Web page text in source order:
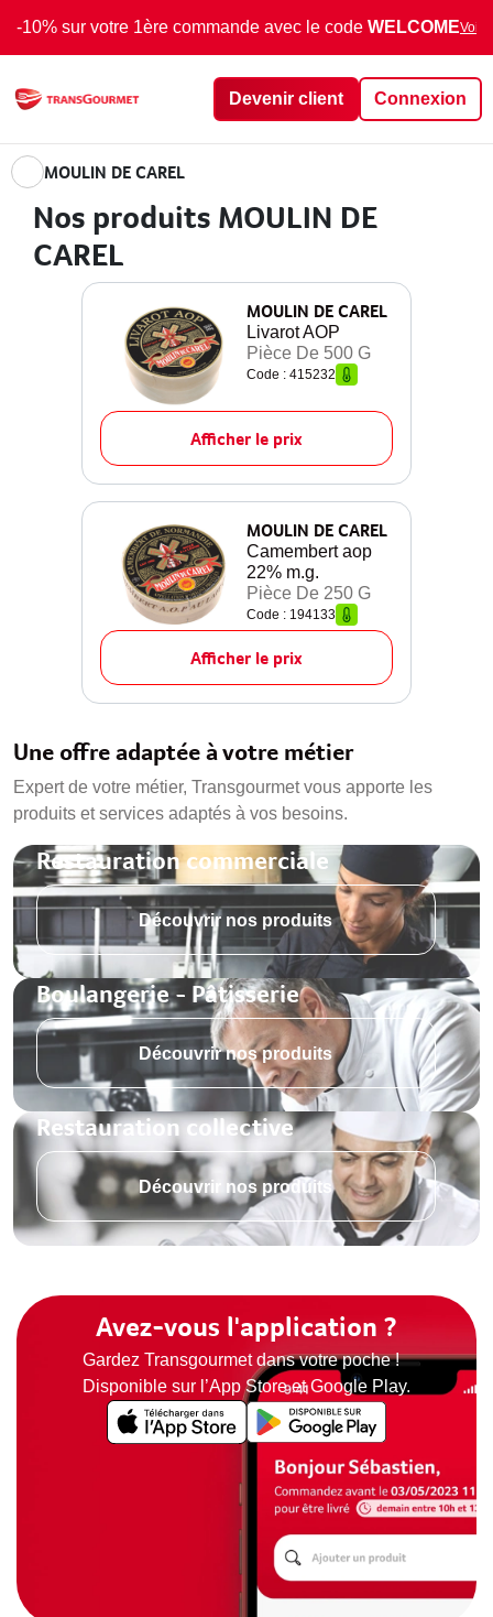
-10% sur votre 1ère commande avec le code WELCOMEVoir
Devenir client Connexion
MOULIN DE CAREL
Nos produits MOULIN DE
CAREL
MOULIN DE CAREL
Livarot AOP
Pièce De 500 G
Code : 415232
Afficher le prix
MOULIN DE CAREL
Camembert aop
22% m.g.
Pièce De 250 G
Code : 194133
Afficher le prix
Une offre adaptée à votre métier
Expert de votre métier, Transgourmet vous apporte les
produits et services adaptés à vos besoins.
Restauration commerciale
Découvrir nos produits
Boulangerie - Pâtisserie
Découvrir nos produits
Restauration collective
Découvrir nos produits
Avez-vous l'application ?
Gardez Transgourmet dans votre poche !
Disponible sur l’App Store et Google Play.